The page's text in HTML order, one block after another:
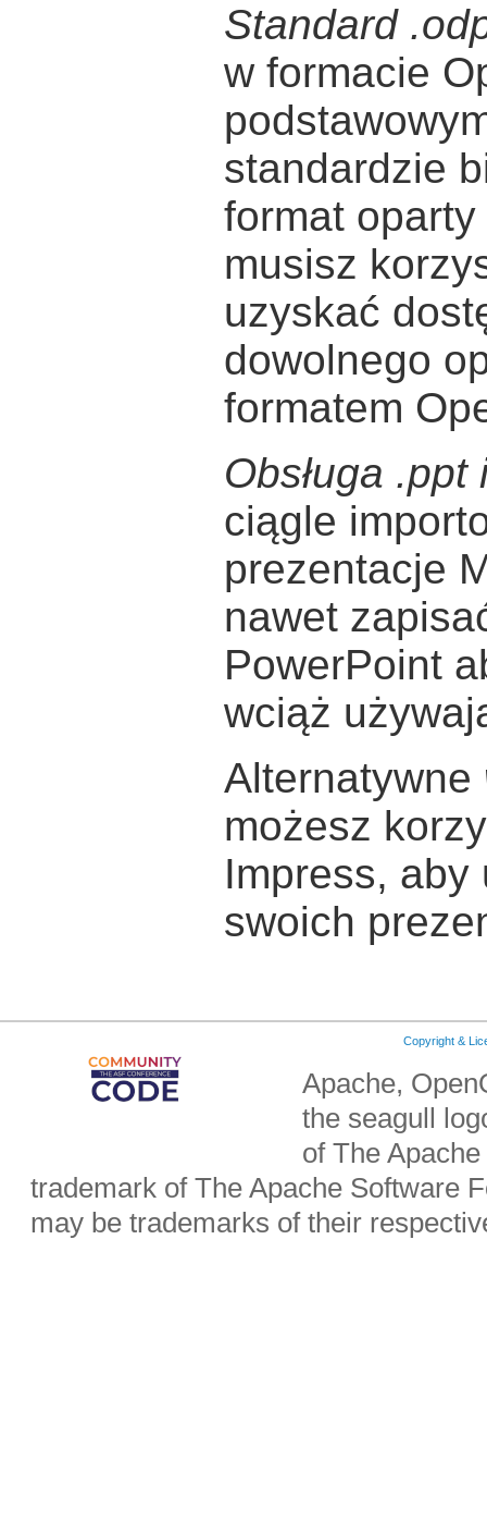
Standard
w formacie
standardzie
format
musisz
uzyskać
dowolnego
formatem
Obsługa .ppt
ciągle
prezentacje
nawet
PowerPoint
wciąż
Alternatywne
możesz
Impress, aby
swoich
Copyright &
Apache,
the seagull
of The
trademark of The Apache Software
may be trademarks of their